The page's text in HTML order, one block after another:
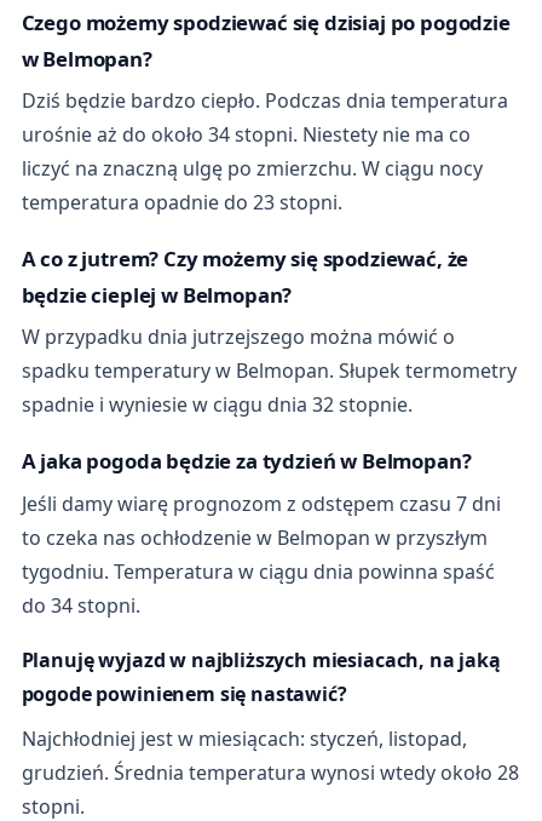
Czego możemy spodziewać się dzisiaj po pogodzie
w Belmopan?
Dziś będzie bardzo ciepło. Podczas dnia temperatura
urośnie aż do około 34 stopni. Niestety nie ma co
liczyć na znaczną ulgę po zmierzchu. W ciągu nocy
temperatura opadnie do 23 stopni.
A co z jutrem? Czy możemy się spodziewać, że
będzie cieplej w Belmopan?
W przypadku dnia jutrzejszego można mówić o
spadku temperatury w Belmopan. Słupek termometry
spadnie i wyniesie w ciągu dnia 32 stopnie.
A jaka pogoda będzie za tydzień w Belmopan?
Jeśli damy wiarę prognozom z odstępem czasu 7 dni
to czeka nas ochłodzenie w Belmopan w przyszłym
tygodniu. Temperatura w ciągu dnia powinna spaść
do 34 stopni.
Planuję wyjazd w najbliższych miesiacach, na jaką
pogode powinienem się nastawić?
Najchłodniej jest w miesiącach: styczeń, listopad,
grudzień. Średnia temperatura wynosi wtedy około 28
stopni.